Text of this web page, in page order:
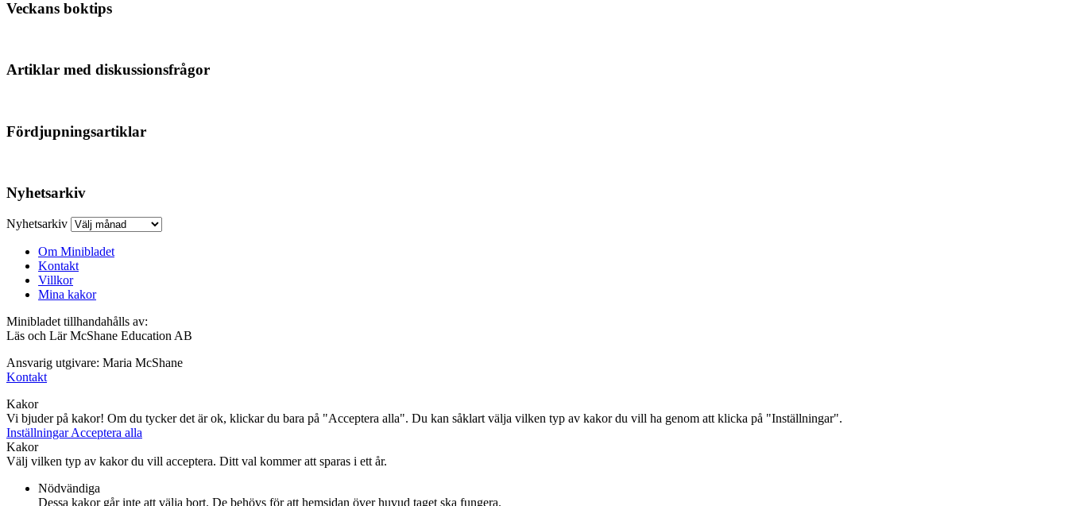
Veckans boktips
Artiklar med diskussionsfrågor
Fördjupningsartiklar
Nyhetsarkiv
Nyhetsarkiv
Om Minibladet
Kontakt
Villkor
Mina kakor
Minibladet tillhandahålls av:
Läs och Lär McShane Education AB
Ansvarig utgivare: Maria McShane
Kontakt
Kakor
Vi bjuder på kakor! Om du tycker det är ok, klickar du bara på "Acceptera alla". Du kan såklart välja vilken typ av kakor du vill ha genom att klicka på "Inställningar".
InställningarAcceptera alla
Kakor
Välj vilken typ av kakor du vill acceptera. Ditt val kommer att sparas i ett år.
Nödvändiga
Dessa kakor går inte att välja bort. De behövs för att hemsidan över huvud taget ska fungera.